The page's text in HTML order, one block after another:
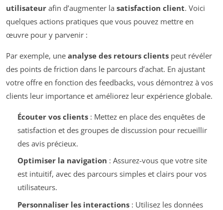
utilisateur afin d’augmenter la satisfaction client. Voici
quelques actions pratiques que vous pouvez mettre en
œuvre pour y parvenir :
Par exemple, une analyse des retours clients peut révéler
des points de friction dans le parcours d’achat. En ajustant
votre offre en fonction des feedbacks, vous démontrez à vos
clients leur importance et améliorez leur expérience globale.
Écouter vos clients: Mettez en place des enquêtes de
satisfaction et des groupes de discussion pour recueillir
des avis précieux.
Optimiser la navigation : Assurez-vous que votre site
est intuitif, avec des parcours simples et clairs pour vos
utilisateurs.
Personnaliser les interactions: Utilisez les données